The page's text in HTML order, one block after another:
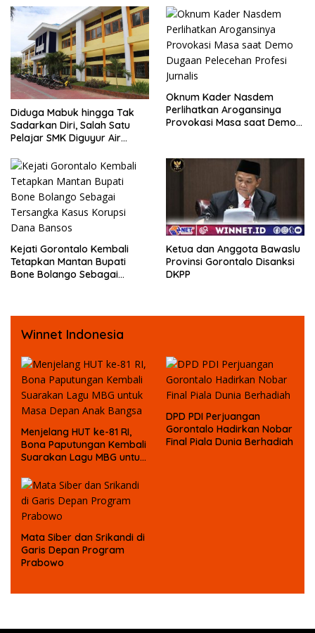
Diduga Mabuk hingga Tak
Sadarkan Diri, Salah Satu
Pelajar SMK Diguyur Air
Fisik oleh Beberapa
Temannya
Oknum Kader Nasdem
Perlihatkan Arogansinya
Provokasi Masa saat Demo
Kejati Gorontalo Kembali
Tetapkan Mantan Bupati
Bone Bolango Sebagai
Ketua dan Anggota Bawaslu
Provinsi Gorontalo Disanksi
DKPP
Winnet Indonesia
Menjelang HUT ke-81 RI,
Bona Paputungan Kembali
Suarakan Lagu MBG untuk
DPD PDI Perjuangan
Gorontalo Hadirkan Nobar
Final Piala Dunia Berhadiah
Mata Siber dan Srikandi di
Garis Depan Program
Prabowo